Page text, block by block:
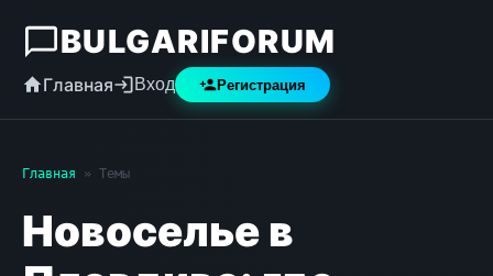
BULGARIFORUM
Главная Вход Регистрация
Главная » Темы
Новоселье в